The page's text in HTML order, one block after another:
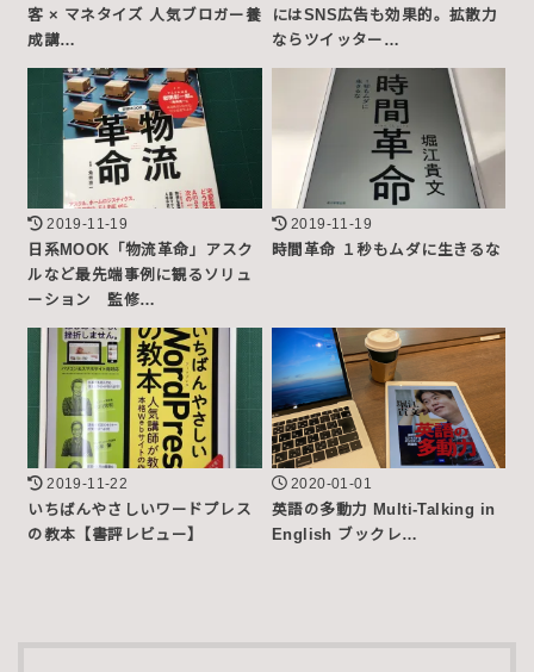
客 × マネタイズ 人気ブロガー養
成講…
にはSNS広告も効果的。拡散力
ならツイッター…
2019-11-19
日系MOOK「物流革命」アスク
ルなど最先端事例に観るソリュ
ーション 監修…
2019-11-19
時間革命 １秒もムダに生きるな
2019-11-22
いちばんやさしいワードプレス
の教本【書評レビュー】
2020-01-01
英語の多動力 Multi-Talking in
English ブックレ…